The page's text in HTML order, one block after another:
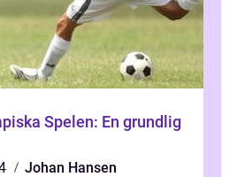
Spelen: En grundlig
Johan Hansen